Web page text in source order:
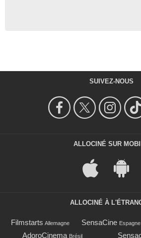
SUIVEZ-NOUS
ALLOCINÉ SUR
ALLOCINÉ À
Filmstarts Allemagne SensaCine Espagne
AdoroCinema Brésil